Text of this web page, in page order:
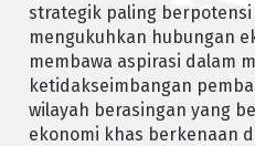
strategik paling
mengukuhkan hubungan
membawa aspirasi dalam
ketidakseimbangan
wilayah berasingan yang
ekonomi khas berkenaan